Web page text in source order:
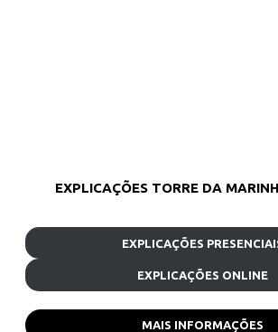
EXPLICAÇÕES TORRE DA
EXPLICAÇÕES
EXPLICAÇÕES ONLINE
MAIS INFORMAÇÕES